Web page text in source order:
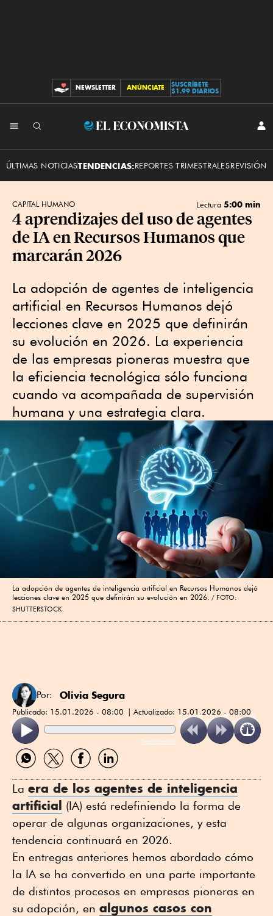
CONTRIBUCIONES
NEWSLETTER ANÚNCIATE
SUSCRÍBETE
$1.99 DIARIOS
El
ÚLTIMAS NOTICIASTENDENCIAS:REPORTES TRIMESTRALESREVISIÓN
CAPITAL HUMANO Lectura 5:00 min
4 aprendizajes del uso de agentes
de IA en Recursos Humanos que
marcarán 2026
La adopción de agentes de inteligencia
artificial en Recursos Humanos dejó
lecciones clave en 2025 que definirán
su evolución en 2026. La experiencia
de las empresas pioneras muestra que
la eficiencia tecnológica sólo funciona
cuando va acompañada de supervisión
humana y una estrategia clara.
La adopción de agentes de inteligencia artificial en Recursos Humanos dejó
lecciones clave en 2025 que definirán su evolución en 2026.
FOTO:
SHUTTERSTOCK.
Por: Olivia Segura
Publicado: 15.01.2026 - 08:00 Actualizado: 15.01.2026 - 08:00
ReadSpeaker
Compartir
por
Compartir
por
Compartir
por
Compartir
por
La era de los agentes de inteligencia
artificial (IA) está redefiniendo la forma de
operar de algunas organizaciones, y esta
tendencia continuará en 2026.
En entregas anteriores hemos abordado cómo
la IA se ha convertido en una parte importante
de distintos procesos en empresas pioneras en
su adopción, en algunos casos con